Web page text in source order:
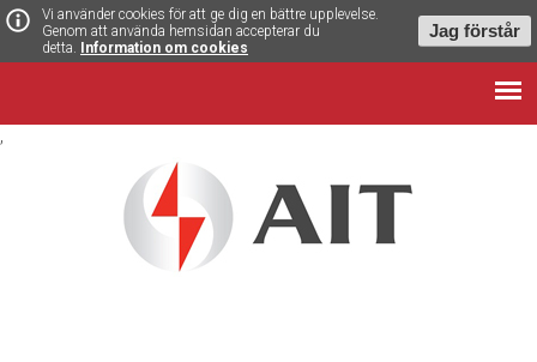
Vi använder cookies för att ge dig en bättre upplevelse.
Genom att använda hemsidan accepterar du
detta.
Information om cookies
Jag förstår
,